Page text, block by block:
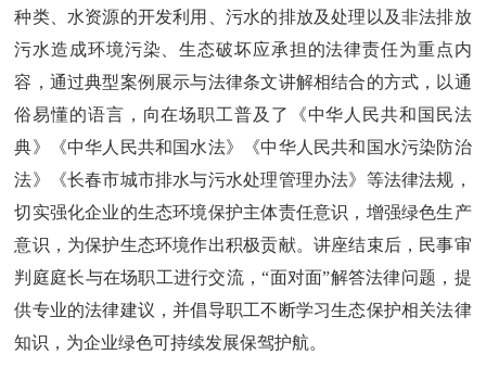
种类、水资源的开发利用、污水的排放及处理以及非法排放
污水造成环境污染、生态破坏应承担的法律责任为重点内
容，通过典型案例展示与法律条文讲解相结合的方式，以通
俗易懂的语言，向在场职工普及了《中华人民共和国民法
典》《中华人民共和国水法》《中华人民共和国水污染防治
法》《长春市城市排水与污水处理管理办法》等法律法规，
切实强化企业的生态环境保护主体责任意识，增强绿色生产
意识，为保护生态环境作出积极贡献。讲座结束后，民事审
判庭庭长与在场职工进行交流，“面对面”解答法律问题，提
供专业的法律建议，并倡导职工不断学习生态保护相关法律
知识，为企业绿色可持续发展保驾护航。